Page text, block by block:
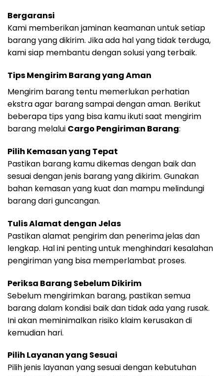
Bergaransi
Kami memberikan jaminan keamanan untuk setiap
barang yang dikirim. Jika ada hal yang tidak terduga,
kami siap membantu dengan solusi yang terbaik.
Tips Mengirim Barang yang Aman
Mengirim barang tentu memerlukan perhatian
ekstra agar barang sampai dengan aman. Berikut
beberapa tips yang bisa kamu ikuti saat mengirim
barang melalui Cargo Pengiriman Barang:
Pilih Kemasan yang Tepat
Pastikan barang kamu dikemas dengan baik dan
sesuai dengan jenis barang yang dikirim. Gunakan
bahan kemasan yang kuat dan mampu melindungi
barang dari guncangan.
Tulis Alamat dengan Jelas
Pastikan alamat pengirim dan penerima jelas dan
lengkap. Hal ini penting untuk menghindari kesalahan
pengiriman yang bisa memperlambat proses.
Periksa Barang Sebelum Dikirim
Sebelum mengirimkan barang, pastikan semua
barang dalam kondisi baik dan tidak ada yang rusak.
Ini akan meminimalkan risiko klaim kerusakan di
kemudian hari.
Pilih Layanan yang Sesuai
Pilih jenis layanan yang sesuai dengan kebutuhan